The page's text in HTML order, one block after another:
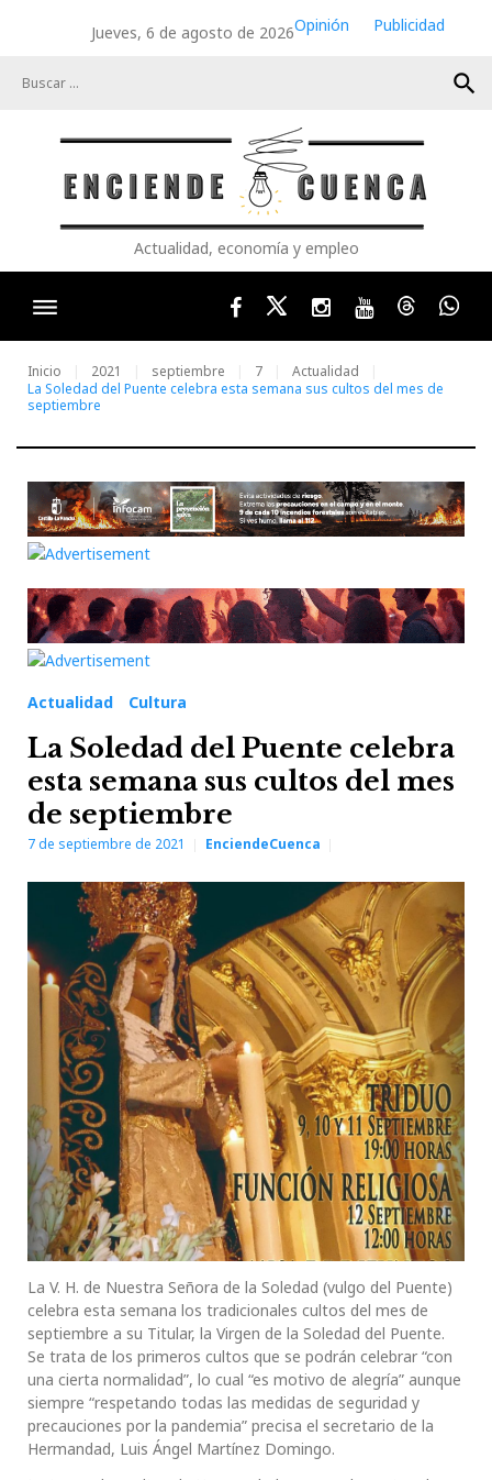
Jueves, 6 de agosto de 2026Opinión
Publicidad
search
Actualidad, economía y empleo
FacebookTwitterInstagram
YoutubeThreads
Inicio 2021 septiembre 7
Actualidad
La Soledad del Puente celebra esta semana sus cultos del mes de
septiembre
Actualidad Cultura
La Soledad del Puente celebra
esta semana sus cultos del mes
de septiembre
7 de septiembre de 2021 EnciendeCuenca
La V. H. de Nuestra Señora de la Soledad (vulgo del Puente)
celebra esta semana los tradicionales cultos del mes de
septiembre a su Titular, la Virgen de la Soledad del Puente.
Se trata de los primeros cultos que se podrán celebrar “con
una cierta normalidad”, lo cual “es motivo de alegría” aunque
siempre “respetando todas las medidas de seguridad y
precauciones por la pandemia” precisa el secretario de la
Hermandad, Luis Ángel Martínez Domingo.